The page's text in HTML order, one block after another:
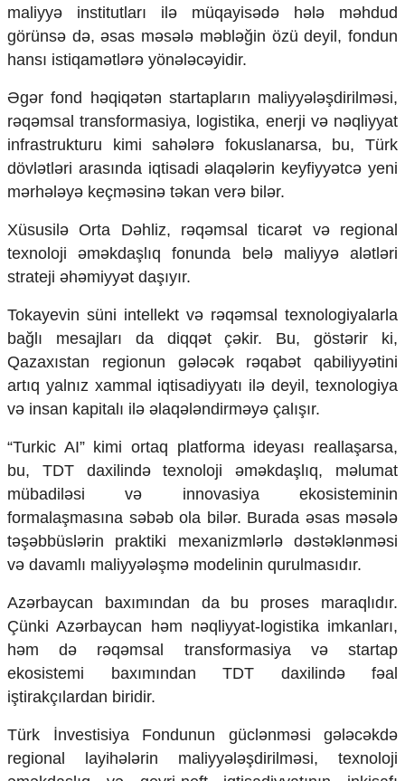
maliyyə institutları ilə müqayisədə hələ məhdud
görünsə də, əsas məsələ məbləğin özü deyil, fondun
hansı istiqamətlərə yönələcəyidir.
Əgər fond həqiqətən startapların maliyyələşdirilməsi,
rəqəmsal transformasiya, logistika, enerji və nəqliyyat
infrastrukturu kimi sahələrə fokuslanarsa, bu, Türk
dövlətləri arasında iqtisadi əlaqələrin keyfiyyətcə yeni
mərhələyə keçməsinə təkan verə bilər.
Xüsusilə Orta Dəhliz, rəqəmsal ticarət və regional
texnoloji əməkdaşlıq fonunda belə maliyyə alətləri
strateji əhəmiyyət daşıyır.
Tokayevin süni intellekt və rəqəmsal texnologiyalarla
bağlı mesajları da diqqət çəkir. Bu, göstərir ki,
Qazaxıstan regionun gələcək rəqabət qabiliyyətini
artıq yalnız xammal iqtisadiyyatı ilə deyil, texnologiya
və insan kapitalı ilə əlaqələndirməyə çalışır.
“Turkic AI” kimi ortaq platforma ideyası reallaşarsa,
bu, TDT daxilində texnoloji əməkdaşlıq, məlumat
mübadiləsi və innovasiya ekosisteminin
formalaşmasına səbəb ola bilər. Burada əsas məsələ
təşəbbüslərin praktiki mexanizmlərlə dəstəklənməsi
və davamlı maliyyələşmə modelinin qurulmasıdır.
Azərbaycan baxımından da bu proses maraqlıdır.
Çünki Azərbaycan həm nəqliyyat-logistika imkanları,
həm də rəqəmsal transformasiya və startap
ekosistemi baxımından TDT daxilində fəal
iştirakçılardan biridir.
Türk İnvestisiya Fondunun güclənməsi gələcəkdə
regional layihələrin maliyyələşdirilməsi, texnoloji